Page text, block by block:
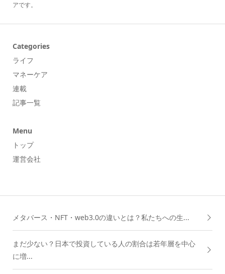
アです。
Categories
ライフ
マネーケア
連載
記事一覧
Menu
トップ
運営会社
メタバース・NFT・web3.0の違いとは？私たちへの生...
まだ少ない？日本で投資している人の割合は若年層を中心
に増...